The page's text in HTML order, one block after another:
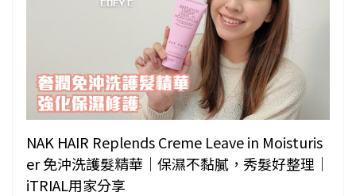
NAK HAIR Replends Creme Leave in Moisturis
er 免沖洗護髮精華｜保濕不黏膩，秀髮好整理｜
iTRIAL用家分享